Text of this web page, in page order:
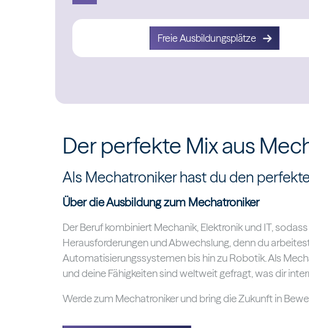
Freie Ausbildungsplätze
Der perfekte Mix aus
Als Mechatroniker hast du den
Über die Ausbildung zum Mechatroniker
Der Beruf kombiniert Mechanik, Elektronik und IT,
Herausforderungen und Abwechslung, denn du
Automatisierungssystemen bis hin zu Robotik. Als
und deine Fähigkeiten sind weltweit gefragt, was dir
Werde zum Mechatroniker und bring die Zukunft in